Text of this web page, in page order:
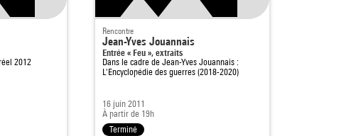
2012
Rencontre
Jean-Yves Jouannais
Entrée « Feu », extraits
Dans le cadre de Jean-Yves Jouannais :
L'Encyclopédie des guerres (2018-2020)
16 juin 2011
À partir de 19h
Terminé